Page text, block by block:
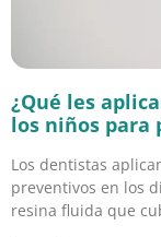
¿Qué les
los niños para
Los dentistas
preventivos en los
resina fluida que